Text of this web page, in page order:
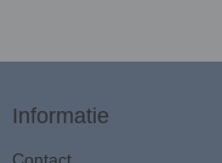
Informatie